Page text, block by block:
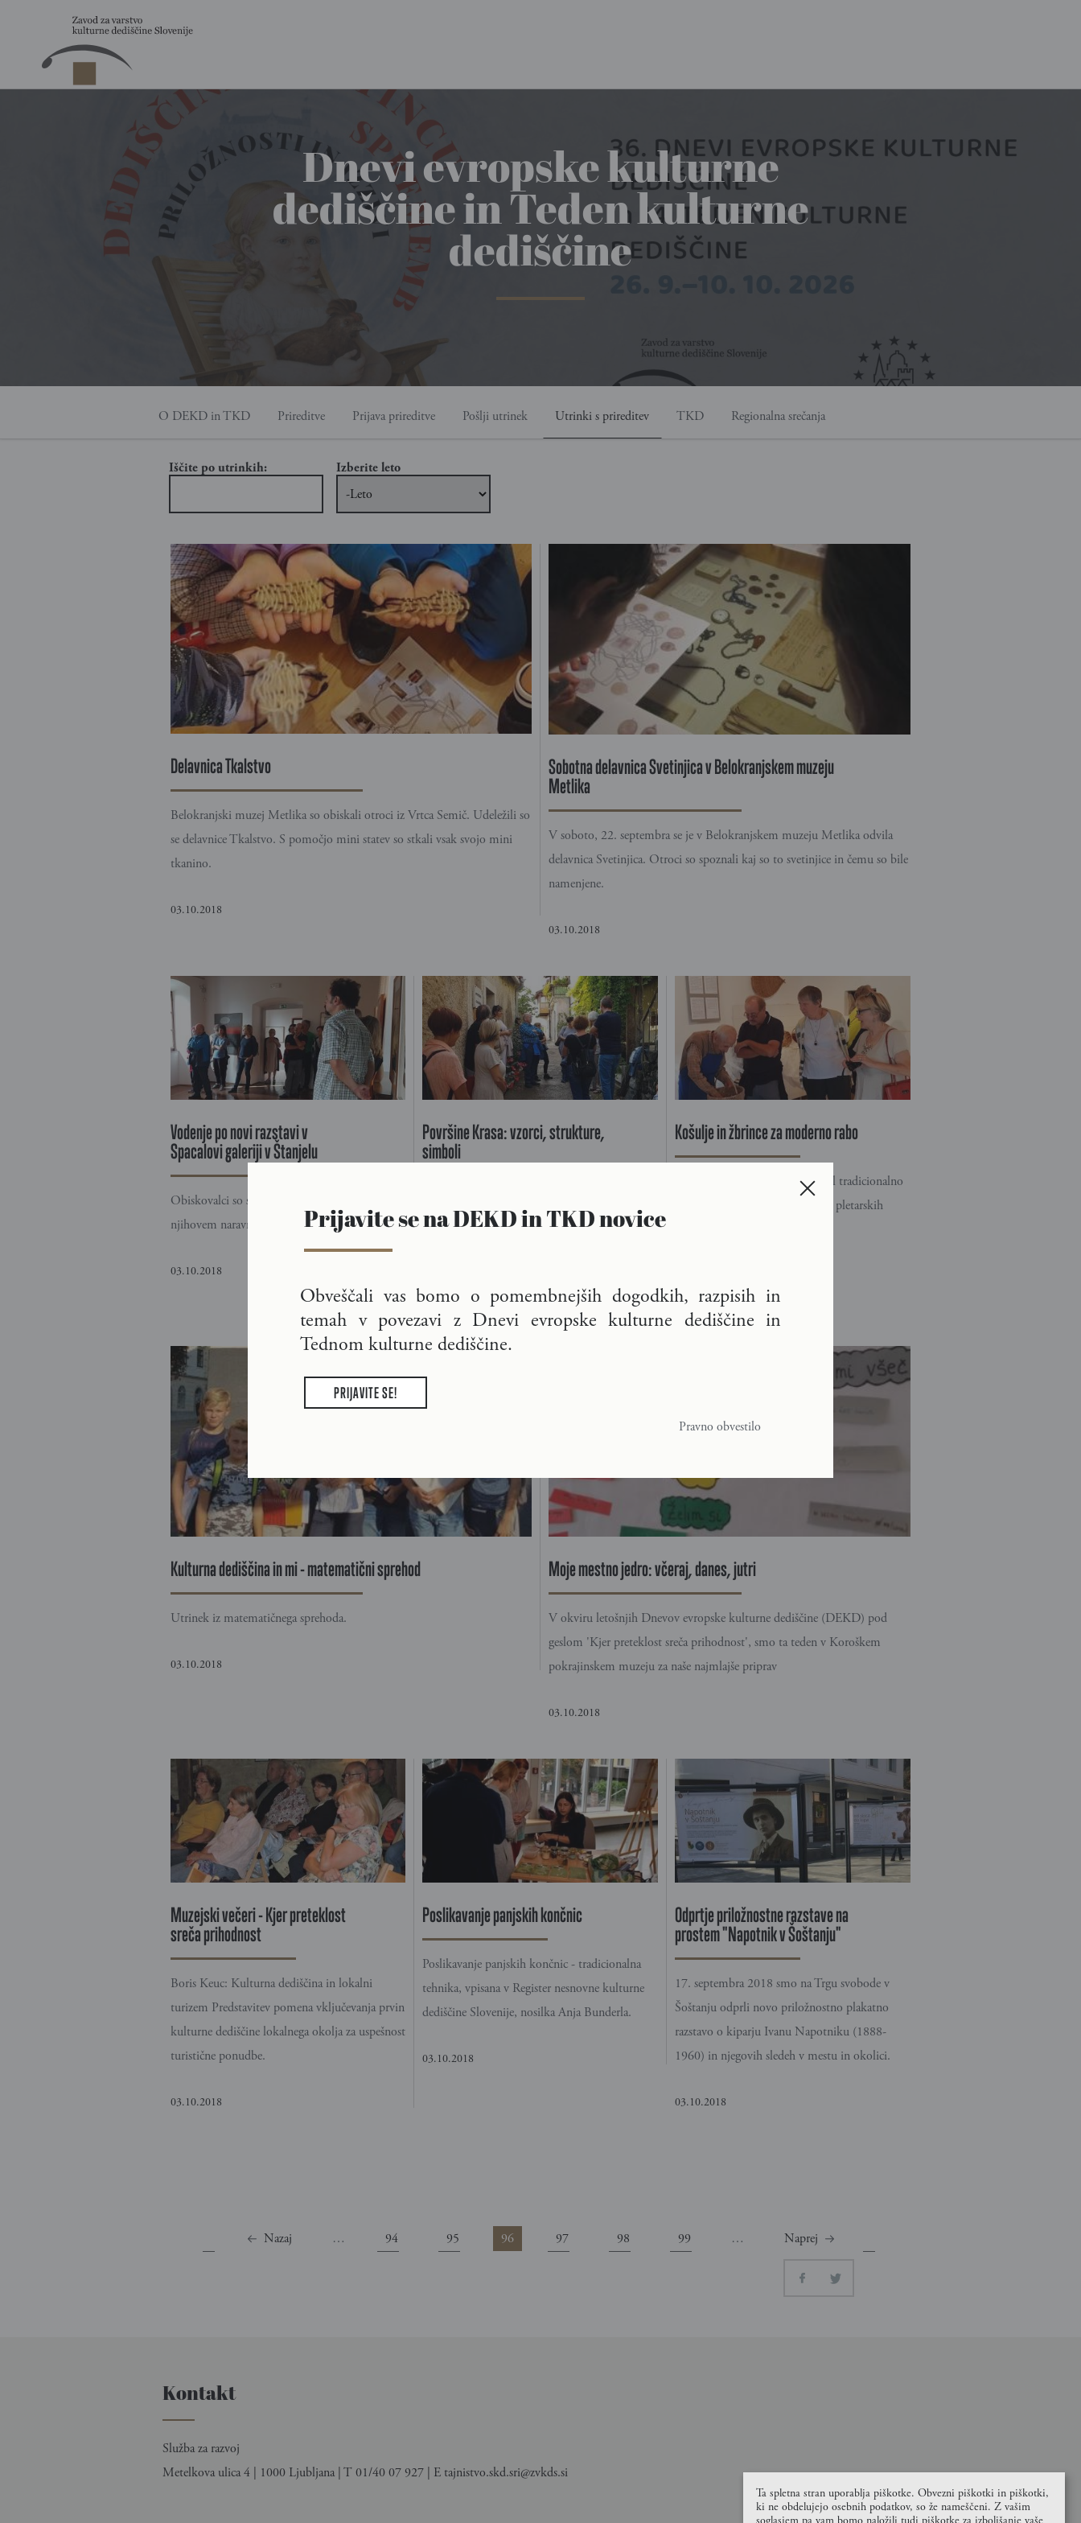
Dnevi evropske kulturne
dediščine in Teden kulturne
dediščine
O DEKD in TKD Prireditve Prijava prireditve Pošlji utrinek Utrinki s prireditev TKD Regionalna srečanja
Iščite po utrinkih: Izberite leto
Izberite leto
Leto
Delavnica Tkalstvo
Belokranjski muzej Metlika so obiskali otroci iz Vrtca Semič. Udeležili so
se delavnice Tkalstvo. S pomočjo mini statev so stkali vsak svojo mini
tkanino.
03.10.2018
Sobotna delavnica Svetinjica v Belokranjskem muzeju
Metlika
V soboto, 22. septembra se je v Belokranjskem muzeju Metlika odvila
delavnica Svetinjica. Otroci so spoznali kaj so to svetinjice in čemu so bile
namenjene.
03.10.2018
Vodenje po novi razstavi v
Spacalovi galeriji v Štanjelu
Obiskovalci so spoznavali Spacalove motive v
njihovem naravnem okolju.
03.10.2018
Površine Krasa: vzorci, strukture,
simboli
na različne načine upodobili površine Krasa.
Košulje in žbrince za moderno rabo
Pletar Emil Žvab nam je prikazal tradicionalno
pletenje kraških košulj in drugih pletarskih
Kulturna dediščina in mi - matematični sprehod
Utrinek iz matematičnega sprehoda.
03.10.2018
Moje mestno jedro: včeraj, danes, jutri
V okviru letošnjih Dnevov evropske kulturne dediščine (DEKD) pod
geslom 'Kjer preteklost sreča prihodnost', smo ta teden v Koroškem
pokrajinskem muzeju za naše najmlajše priprav
03.10.2018
Muzejski večeri - Kjer preteklost
sreča prihodnost
Boris Keuc: Kulturna dediščina in lokalni
turizem Predstavitev pomena vključevanja prvin
kulturne dediščine lokalnega okolja za uspešnost
turistične ponudbe.
03.10.2018
Poslikavanje panjskih končnic
Poslikavanje panjskih končnic - tradicionalna
tehnika, vpisana v Register nesnovne kulturne
dediščine Slovenije, nosilka Anja Bunderla.
03.10.2018
Odprtje priložnostne razstave na
prostem "Napotnik v Šoštanju"
17. septembra 2018 smo na Trgu svobode v
Šoštanju odprli novo priložnostno plakatno
razstavo o kiparju Ivanu Napotniku (1888-
1960) in njegovih sledeh v mestu in okolici.
03.10.2018
Nazaj … 94 95 96 97 98 99 … Naprej
Prijavite se na DEKD in TKD novice
Obveščali vas bomo o pomembnejših dogodkih, razpisih in
temah v povezavi z Dnevi evropske kulturne dediščine in
Tednom kulturne dediščine.
PRIJAVITE SE!
Pravno obvestilo
Kontakt
Služba za razvoj
Metelkova ulica 4 | 1000 Ljubljana | T 01/40 07 927 | E tajnistvo.skd.sri@zvkds.si
Ta spletna stran uporablja piškotke. Obvezni piškotki in piškotki,
ki ne obdelujejo osebnih podatkov, so že nameščeni. Z vašim